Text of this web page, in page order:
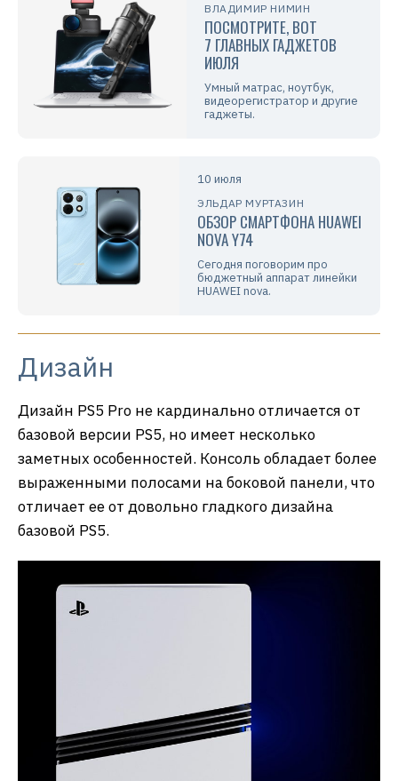
ВЛАДИМИР НИМИН
ПОСМОТРИТЕ, ВОТ
7 ГЛАВНЫХ ГАДЖЕТОВ
ИЮЛЯ
Умный матрас, ноутбук,
видеорегистратор и другие
гаджеты.
10 июля
ЭЛЬДАР МУРТАЗИН
ОБЗОР СМАРТФОНА HUAWEI
NOVA Y74
Сегодня поговорим про
бюджетный аппарат линейки
HUAWEI nova.
Дизайн
Дизайн PS5 Pro не кардинально отличается от
базовой версии PS5, но имеет несколько
заметных особенностей. Консоль обладает более
выраженными полосами на боковой панели, что
отличает ее от довольно гладкого дизайна
базовой PS5.